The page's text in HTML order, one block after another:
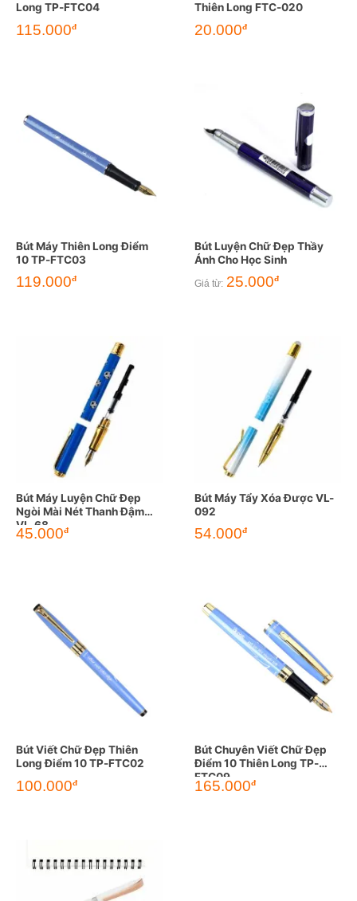
Long TP-FTC04
115.000đ
Thiên Long FTC-020
20.000đ
Bút Máy Thiên Long Điểm
10 TP-FTC03
119.000đ
Bút Luyện Chữ Đẹp Thầy
Ánh Cho Học Sinh
Giá từ: 25.000đ
Bút Máy Luyện Chữ Đẹp
Ngòi Mài Nét Thanh Đậm
VL-68
45.000đ
Bút Máy Tẩy Xóa Được VL-
092
54.000đ
Bút Viết Chữ Đẹp Thiên
Long Điểm 10 TP-FTC02
100.000đ
Bút Chuyên Viết Chữ Đẹp
Điểm 10 Thiên Long TP-
FTC09
165.000đ